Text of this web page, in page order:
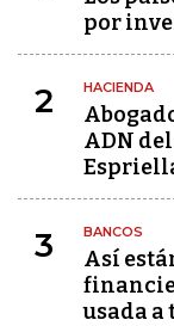
por
2 HACIENDA
ADN
3 BANCOS
Así
usada a